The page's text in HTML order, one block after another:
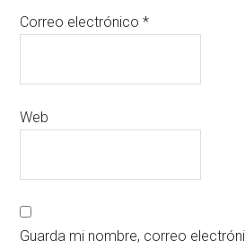
Correo electrónico*
Web
Guarda mi nombre, correo